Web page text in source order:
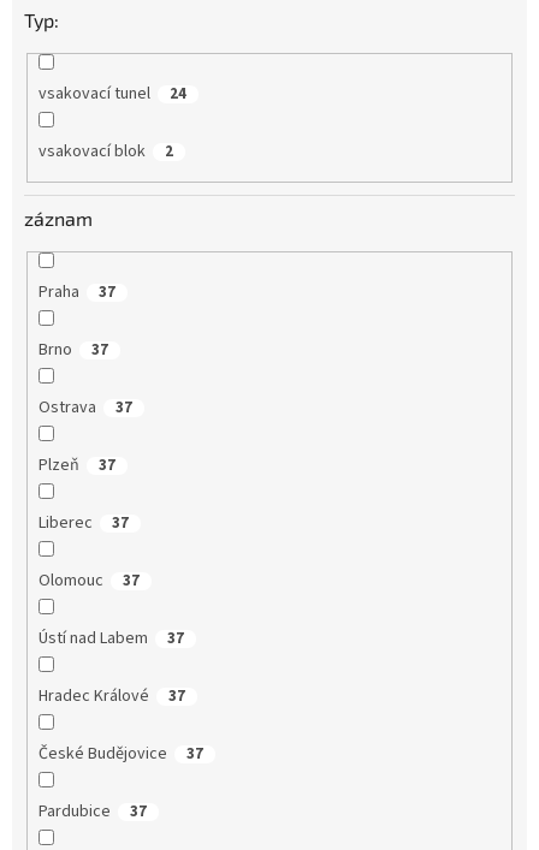
Typ:
vsakovací tunel 24
vsakovací blok 2
záznam
Praha 37
Brno 37
Ostrava 37
Plzeň 37
Liberec 37
Olomouc 37
Ústí nad Labem 37
Hradec Králové 37
České Budějovice 37
Pardubice 37